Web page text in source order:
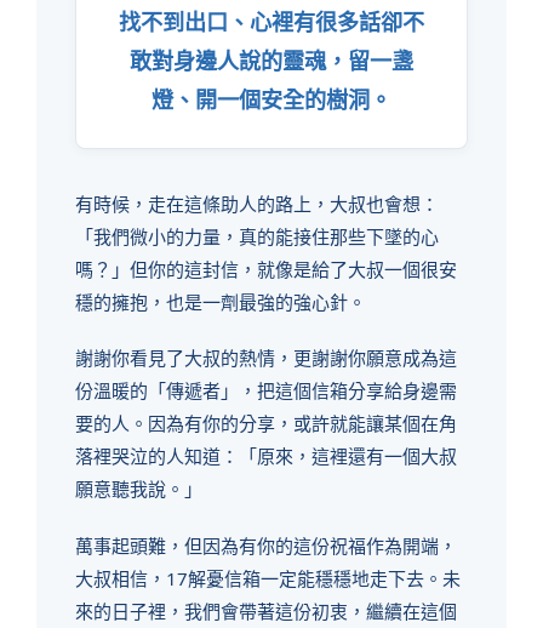
找不到出口、心裡有很多話卻不
敢對身邊人說的靈魂，留一盞
燈、開一個安全的樹洞。
有時候，走在這條助人的路上，大叔也會想：
「我們微小的力量，真的能接住那些下墜的心
嗎？」但你的這封信，就像是給了大叔一個很安
穩的擁抱，也是一劑最強的強心針。
謝謝你看見了大叔的熱情，更謝謝你願意成為這
份溫暖的「傳遞者」，把這個信箱分享給身邊需
要的人。因為有你的分享，或許就能讓某個在角
落裡哭泣的人知道：「原來，這裡還有一個大叔
願意聽我說。」
萬事起頭難，但因為有你的這份祝福作為開端，
大叔相信，17解憂信箱一定能穩穩地走下去。未
來的日子裡，我們會帶著這份初衷，繼續在這個